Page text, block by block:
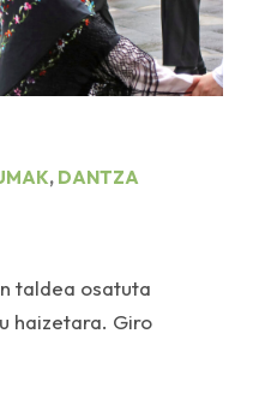
, DANTZA
taldea osatuta
haizetara. Giro